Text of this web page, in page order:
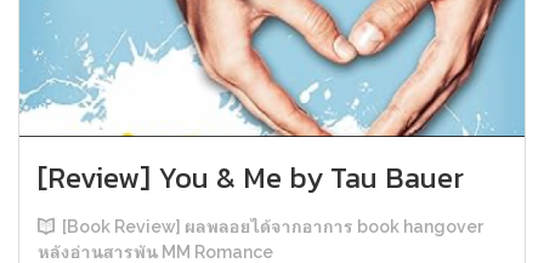
[Review] You & Me by Tau Bauer
[Book Review] ผลพลอยได้จากอาการ book hangover
หลังอ่านสารพัน MM Romance